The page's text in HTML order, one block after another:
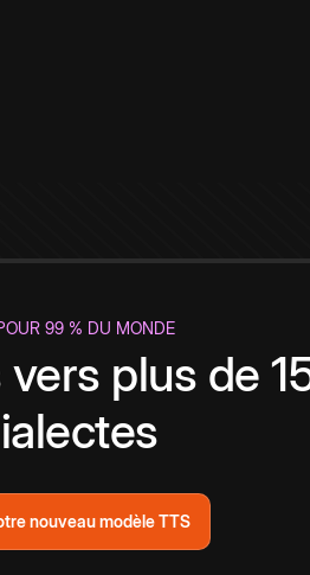
99 % DU MONDE
plus de
nouveau modèle TTS